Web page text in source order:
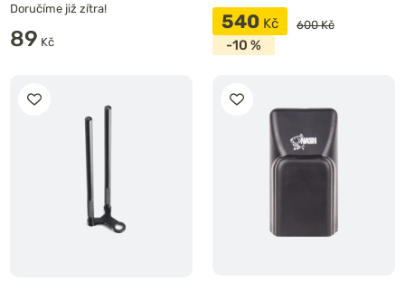
Doručíme již zítra!
89 Kč
540 Kč 600 Kč
-10 %